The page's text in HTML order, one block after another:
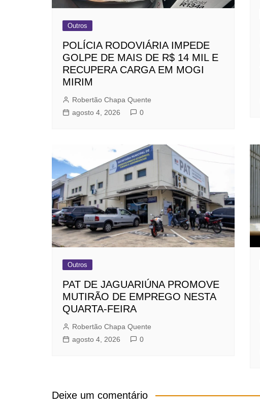
Outros
POLÍCIA RODOVIÁRIA IMPEDE
GOLPE DE MAIS DE R$ 14 MIL E
RECUPERA CARGA EM MOGI
MIRIM
Robertão Chapa Quente
agosto 4, 2026
0
Outros
PAT DE JAGUARIÚNA PROMOVE
MUTIRÃO DE EMPREGO NESTA
QUARTA-FEIRA
Robertão Chapa Quente
agosto 4, 2026
0
Deixe um comentário